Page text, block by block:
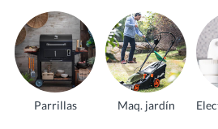
Parrillas Maq. jardín